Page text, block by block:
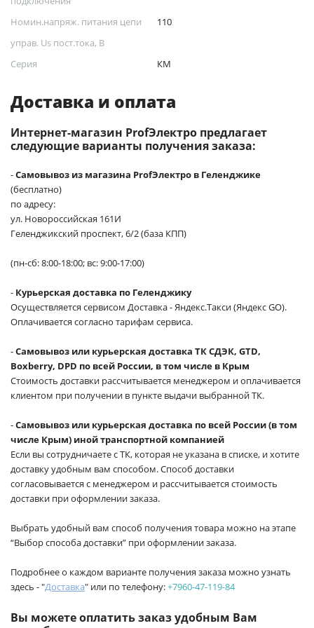
Номин.напряж. питания цепи
управ. Us пост.тока, В
110
Серия КМ
Доставка и оплата
Интернет-магазин ProfЭлектро предлагает
следующие варианты получения заказа:
-Самовывоз из магазина ProfЭлектро в Геленджике
(бесплатно)
по адресу:
ул. Новороссийская 161И
Геленджикский проспект, 6/2 (база КПП)
(пн-сб: 8:00-18:00; вс: 9:00-17:00)
- Курьерская доставка по Геленджику
Осуществляется сервисом Доставка - Яндекс.Такси (Яндекс GO).
Оплачивается согласно тарифам сервиса.
-Самовывоз или курьерская доставка ТК СДЭК, GTD,
Boxberry, DPD по всей России, в том числе в Крым
Стоимость доставки рассчитывается менеджером и оплачивается
клиентом при получении в пункте выдачи выбранной ТК.
-Самовывоз или курьерская доставка по всей России (в том
числе Крым) иной транспортной компанией
Если вы сотрудничаете с ТК, которая не указана в списке, и хотите
доставку удобным вам способом. Способ доставки
согласовывается с менеджером и рассчитывается стоимость
доставки при оформлении заказа.
Выбрать удобный вам способ получения товара можно на этапе
“Выбор способа доставки” при оформлении заказа.
Подробнее о каждом варианте получения заказа можно узнать
здесь - "Доставка" или по телефону:+7960-47-119-84
Вы можете оплатить заказ удобным Вам